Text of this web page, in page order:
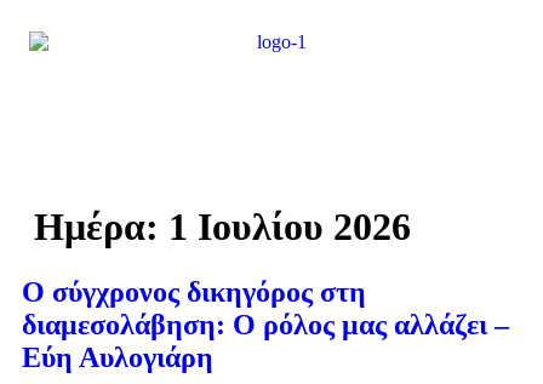
Ημέρα: 1 Ιουλίου 2026
Ο σύγχρονος δικηγόρος στη
διαμεσολάβηση: Ο ρόλος μας αλλάζει –
Εύη Αυλογιάρη